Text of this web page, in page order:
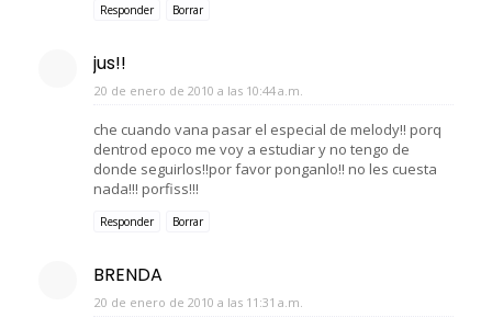
Responder Borrar
jus!!
20 de enero de 2010 a las 10:44 a.m.
che cuando vana pasar el especial de melody!! porq
dentrod epoco me voy a estudiar y no tengo de
donde seguirlos!!por favor ponganlo!! no les cuesta
nada!!! porfiss!!!
Responder Borrar
BRENDA
20 de enero de 2010 a las 11:31 a.m.